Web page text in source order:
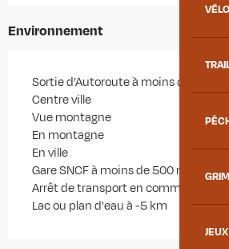
VÉLO
Environnement
Sortie d’Autoroute à moins de 5 km
Centre ville
Vue montagne
En montagne
En ville
Gare SNCF à moins de 500 m
Arrêt de transport en commun à
Lac ou plan d'eau à -5 km